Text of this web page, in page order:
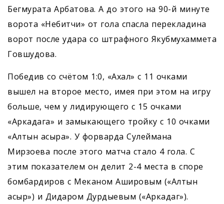
Бегмурата Арбатова. А до этого на 90-й минуте
ворота «Небитчи» от гола спасла перекладина
ворот после удара со штрафного Якубмухаммета
Говшудова.
Победив со счётом 1:0, «Ахал» с 11 очками
вышел на второе место, имея при этом на игру
больше, чем у лидирующего с 15 очками
«Аркадага» и замыкающего тройку с 10 очками
«Алтын асыра». У форварда Сулеймана
Мирзоева после этого матча стало 4 гола. С
этим показателем он делит 2-4 места в споре
бомбардиров с Меканом Ашировым («Алтын
асыр») и Дидаром Дурдыевым («Аркадаг»).